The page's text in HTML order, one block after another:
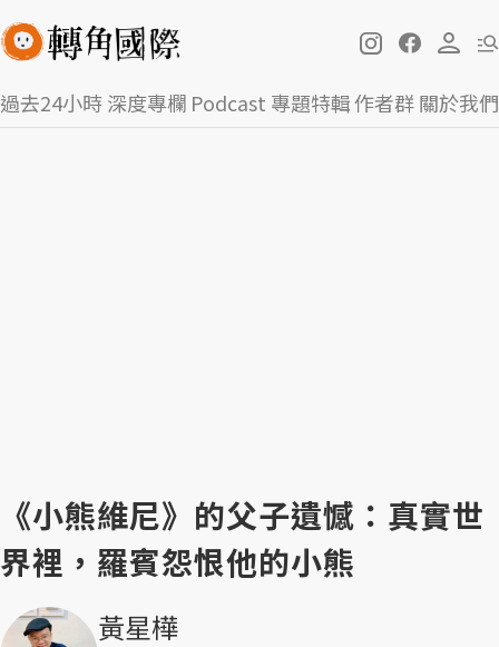
過去24小時深度專欄 Podcast 專題特輯作者群關於我們
《小熊維尼》的父子遺憾：真實世
界裡，羅賓怨恨他的小熊
黃星樺